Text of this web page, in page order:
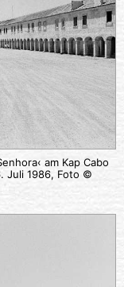
am Kap Cabo
Juli 1986, Foto ©